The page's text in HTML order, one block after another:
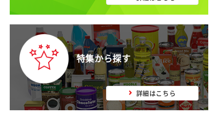
特集から探す
詳細はこちら